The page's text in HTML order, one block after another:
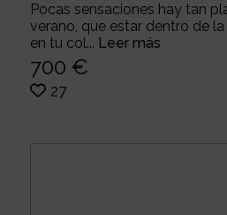
Pocas sensaciones hay tan
verano, que estar dentro de
en tu col... Leer más
700 €
27